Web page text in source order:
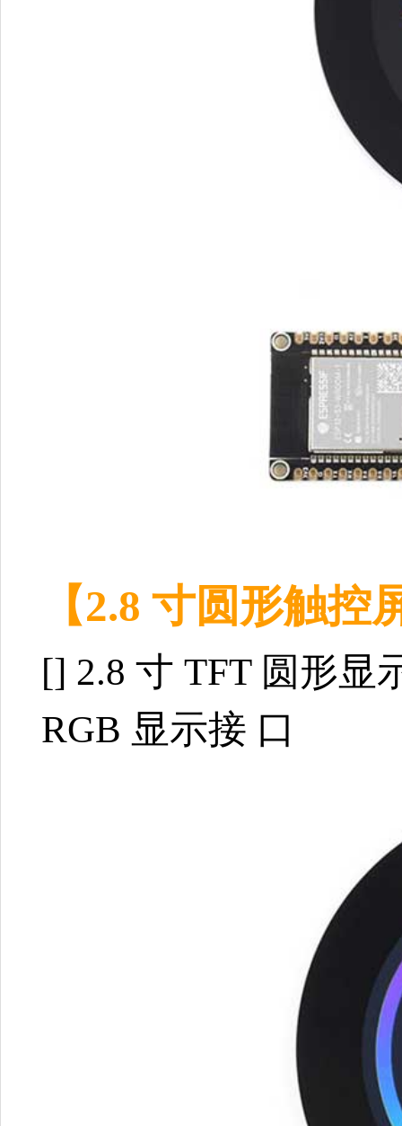
【2.8 寸圆形触控
[] 2.8 寸 TFT 圆形显
RGB 显示接 口